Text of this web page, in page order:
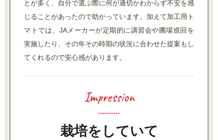
とが多く、自分で選ぶ際に何が適切かわからず不安を感
じることがあったので助かっています。加えて加工用ト
マトでは、JAメーカーが定期的に講習会や圃場巡回を
実施したり、その年その時期の状況に合わせた提案もし
てくれるので安心感があります。
栽培をしていて